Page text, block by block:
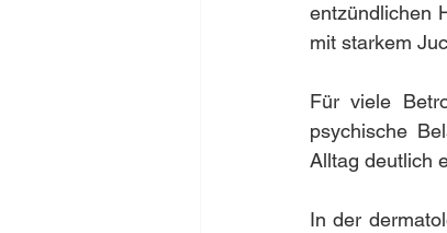
entzündlichen
mit starkem
Für viele
psychische
Alltag deutlich
In der